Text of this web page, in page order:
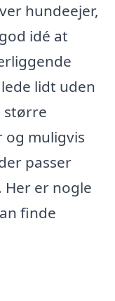
hundeejer,
idé at
lidt uden
større
muligvis
passer
er nogle
finde